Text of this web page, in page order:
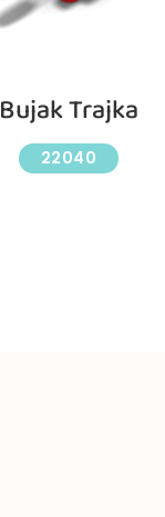
Bujak Trajka
22040